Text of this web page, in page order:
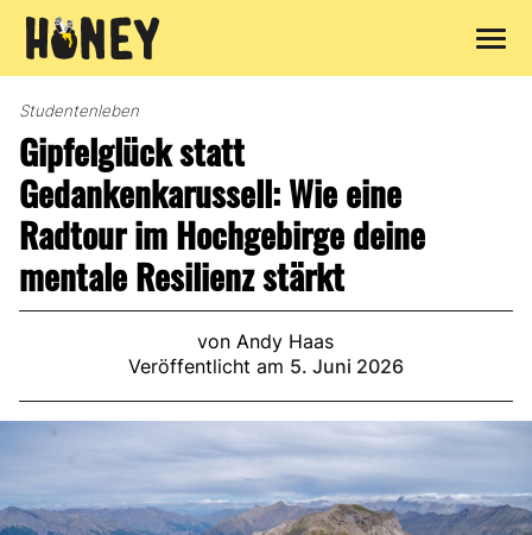
Inhalt
Studentenleben
Gipfelglück statt
Gedankenkarussell: Wie eine
Radtour im Hochgebirge deine
mentale Resilienz stärkt
von Andy Haas
Veröffentlicht am 5. Juni 2026